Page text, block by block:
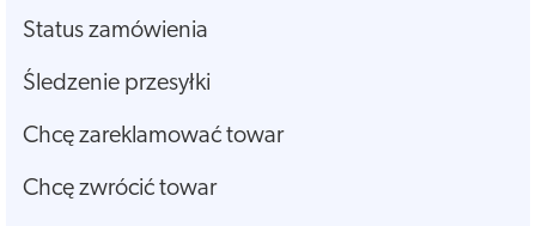
Status zamówienia
Śledzenie przesyłki
Chcę zareklamować towar
Chcę zwrócić towar